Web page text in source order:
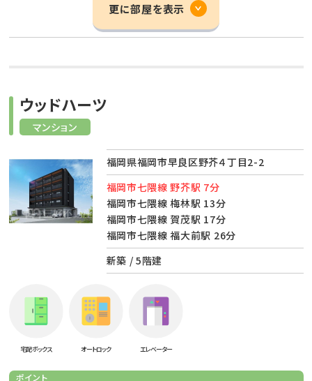
更に部屋を表示
マンション
ウッドハーツ
福岡県福岡市早良区野芥４丁目2-2
福岡市七隈線 野芥駅 7分
福岡市七隈線 梅林駅 13分
福岡市七隈線 賀茂駅 17分
福岡市七隈線 福大前駅 26分
新築 / 5階建
宅配ボックス オートロック エレベーター
ポイント